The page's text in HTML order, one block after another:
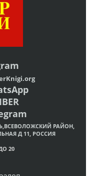
org
РАЙОН,
Д 11, РОССИЯ
20